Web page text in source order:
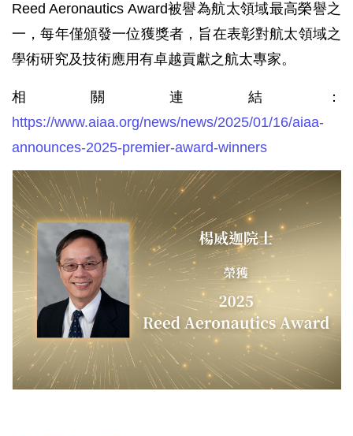
Reed Aeronautics Award被譽為航太領域最高榮譽之
一，每年僅頒發一位獲獎者，旨在表彰對航太領域之
學術研究及技術應用有卓越貢獻之航太專家。
相關連結：
https://www.aiaa.org/news/news/2025/01/16/aiaa-
announces-2025-premier-award-winners
楊
威
迦
院
士
頒
「Reed
Aeronautics
Award」